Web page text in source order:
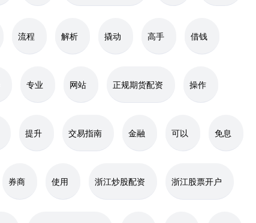
流程 解析 撬动 高手 借钱
专业 网站 正规期货配资 操作
提升 交易指南 金融 可以 免息
券商 使用 浙江炒股配资 浙江股票开户